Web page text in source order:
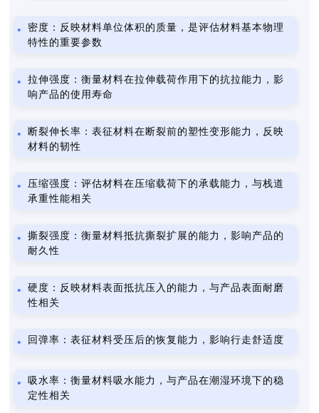
密度：反映材料单位体积的质量，是评估材料基本物理
特性的重要参数
拉伸强度：衡量材料在拉伸载荷作用下的抗拉能力，影
响产品的使用寿命
断裂伸长率：表征材料在断裂前的塑性变形能力，反映
材料的韧性
压缩强度：评估材料在压缩载荷下的承载能力，与栈道
承重性能相关
撕裂强度：衡量材料抵抗撕裂扩展的能力，影响产品的
耐久性
硬度：反映材料表面抵抗压入的能力，与产品表面耐磨
性相关
回弹率：表征材料受压后的恢复能力，影响行走舒适度
吸水率：衡量材料吸水能力，与产品在潮湿环境下的稳
定性相关